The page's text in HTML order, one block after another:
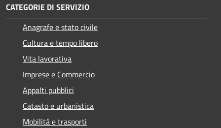
CATEGORIE DI SERVIZIO
Anagrafe e stato civile
Cultura e tempo libero
Vita lavorativa
Imprese e Commercio
Appalti pubblici
Catasto e urbanistica
Mobilità e trasporti